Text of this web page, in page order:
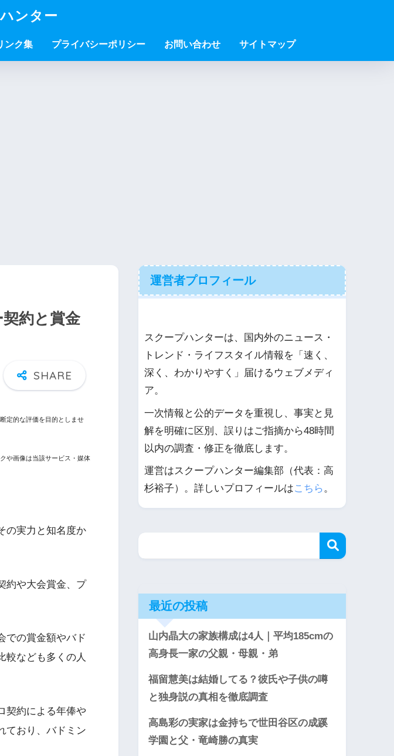
ンター
ンク集 プライバシーポリシー お問い合わせ サイトマップ
約と賞金
定的な評価を目的としませ
や画像は当該サービス・媒体
の実力と知名度か
約や大会賞金、プ
での賞金額やバド
較なども多くの人
契約による年俸や
ており、バドミン
運営者プロフィール
スクープハンターは、国内外のニュース・
トレンド・ライフスタイル情報を「速く、
深く、わかりやすく」届けるウェブメディ
ア。
一次情報と公的データを重視し、事実と見
解を明確に区別、誤りはご指摘から48時間
以内の調査・修正を徹底します。
運営はスクープハンター編集部（代表：高
杉裕子）。詳しいプロフィールはこちら。
最近の投稿
山内晶大の家族構成は4人｜平均185cmの
高身長一家の父親・母親・弟
福留慧美は結婚してる？彼氏や子供の噂
と独身説の真相を徹底調査
高島彩の実家は金持ちで世田谷区の成蹊
学園と父・竜崎勝の真実